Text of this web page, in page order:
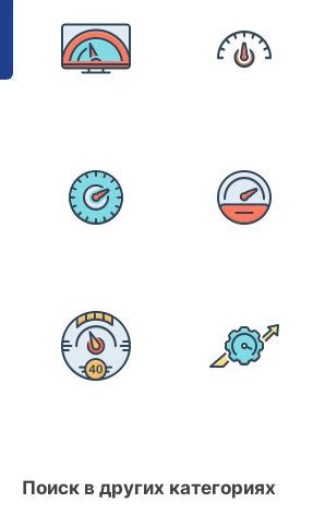
Поиск в других категориях